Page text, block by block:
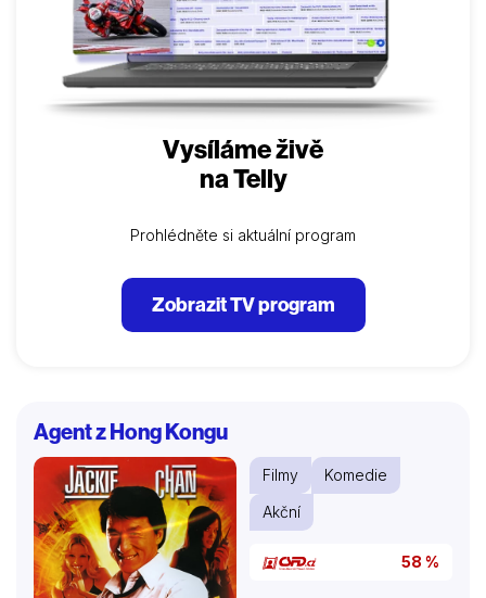
Vysíláme živě
na Telly
Prohlédněte si aktuální program
Zobrazit TV program
Agent z Hong Kongu
Filmy
Komedie
Akční
58 %